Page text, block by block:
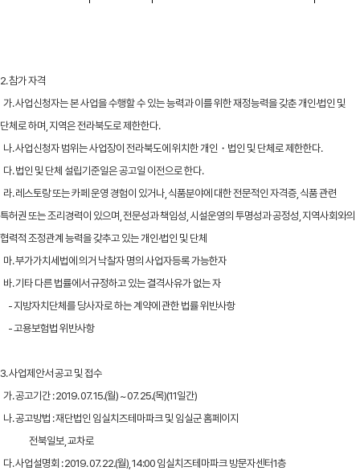
2. 참가 자격
가. 사업신청자는 본 사업을 수행할 수 있는 능력과 이를 위한 재정능력을 갖춘 개인·법인 및
단체로 하며, 지역은 전라북도로 제한한다.
나. 사업신청자 범위는 사업장이 전라북도에 위치한 개인・법인 및 단체로 제한한다.
다. 법인 및 단체 설립기준일은 공고일 이전으로 한다.
라. 레스토랑 또는 카페 운영 경험이 있거나, 식품분야에 대한 전문적인 자격증, 식품 관련
특허권 또는 조리경력이 있으며, 전문성과 책임성, 시설운영의 투명성과 공정성, 지역사회와의
협력적 조정관계 능력을 갖추고 있는 개인·법인 및 단체
마. 부가가치세법에 의거 낙찰자 명의 사업자등록 가능한자
바. 기타 다른 법률에서 규정하고 있는 결격사유가 없는 자
- 지방자치단체를 당사자로 하는 계약에 관한 법률 위반사항
- 고용보험법 위반사항
3. 사업제안서 공고 및 접수
가. 공고기간 : 2019. 07. 15.(월) ~ 07. 25.(목)(11일간)
나. 공고방법 : 재단법인 임실치즈테마파크 및 임실군 홈페이지
전북일보, 교차로
다. 사업설명회 : 2019. 07. 22.(월), 14:00 임실치즈테마파크 방문자센터1층